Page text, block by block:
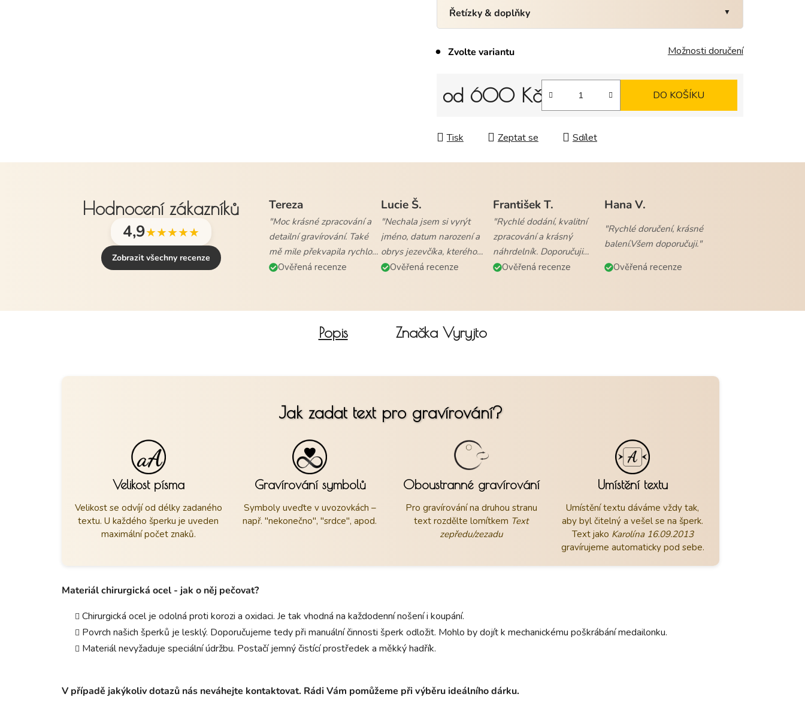
Řetízky & doplňky
Zvolte variantu Možnosti doručení
od 600 Kč DO KOŠÍKU
Tisk Zeptat se Sdílet
Hodnocení zákazníků
4,9★★★★★
Zobrazit všechny recenze
Tereza
"Moc krásné zpracování a
detailní gravírování. Také
mě mile překvapila rychlost
vyřízení objednávky a
Ověřená recenze
Lucie Š.
"Nechala jsem si vyrýt
jméno, datum narození a
obrys jezevčíka, kterého
mám. Naprostá
Ověřená recenze
František T.
"Rychlé dodání, kvalitní
zpracování a krásný
náhrdelník. Doporučuji
všem."
Ověřená recenze
Hana V.
"Rychlé doručení, krásné
balení.Všem doporučuji."
Ověřená recenze
Popis ZnačkaVyryjto
Jak zadat text pro gravírování?
Velikost písma
Velikost se odvíjí od délky zadaného
textu. U každého šperku je uveden
maximální počet znaků.
Gravírování symbolů
Symboly uveďte v uvozovkách –
např. "nekonečno", "srdce", apod.
Oboustranné gravírování
Pro gravírování na druhou stranu
text rozdělte lomítkem Text
zepředu/zezadu
Umístění textu
Umístění textu dáváme vždy tak,
aby byl čitelný a vešel se na šperk.
Text jako Karolína 16.09.2013
gravírujeme automaticky pod sebe.
Materiál chirurgická ocel - jak o něj pečovat?
Chirurgická ocel je odolná proti korozi a oxidaci. Je tak vhodná na každodenní nošení i koupání.
Povrch našich šperků je lesklý. Doporučujeme tedy při manuální činnosti šperk odložit. Mohlo by dojít k mechanickému poškrábání medailonku.
Materiál nevyžaduje speciální údržbu. Postačí jemný čistící prostředek a měkký hadřík.
V případě jakýkoliv dotazů nás neváhejte kontaktovat. Rádi Vám pomůžeme při výběru ideálního dárku.